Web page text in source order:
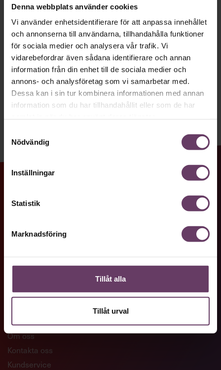
Denna webbplats använder cookies
Vi använder enhetsidentifierare för att anpassa innehållet
och annonserna till användarna, tillhandahålla funktioner
för sociala medier och analysera vår trafik. Vi
vidarebefordrar även sådana identifierare och annan
information från din enhet till de sociala medier och
annons- och analysföretag som vi samarbetar med.
Dessa kan i sin tur kombinera informationen med annan
information som du har tillhandahållit eller som de har
Nödvändig
Inställningar
Statistik
Marknadsföring
Tillåt alla
Tillåt urval
Logga in
Prenumerera
vecka det bästa från Chef och
Chefakademin. Ledarskapsnytta och
inspiration för dig som är chef, ledare
och/eller HR. Missa inget – börja
prenumerera idag! Det är helt kostnadsfritt.
JA TACK, JAG VILL HA NYHETSBREV!
Artiklar och reportage
Företagsanpassade utbildningar
Om oss
Kontakta oss
Kundservice